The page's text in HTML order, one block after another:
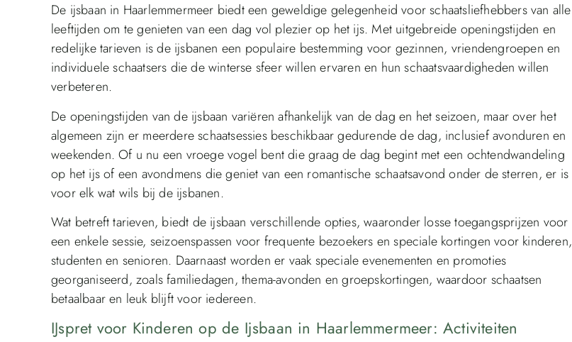
De ijsbaan in Haarlemmermeer biedt een geweldige gelegenheid voor schaatsliefhebbers van alle
leeftijden om te genieten van een dag vol plezier op het ijs. Met uitgebreide openingstijden en
redelijke tarieven is de ijsbanen een populaire bestemming voor gezinnen, vriendengroepen en
individuele schaatsers die de winterse sfeer willen ervaren en hun schaatsvaardigheden willen
verbeteren.
De openingstijden van de ijsbaan variëren afhankelijk van de dag en het seizoen, maar over het
algemeen zijn er meerdere schaatsessies beschikbaar gedurende de dag, inclusief avonduren en
weekenden. Of u nu een vroege vogel bent die graag de dag begint met een ochtendwandeling
op het ijs of een avondmens die geniet van een romantische schaatsavond onder de sterren, er is
voor elk wat wils bij de ijsbanen.
Wat betreft tarieven, biedt de ijsbaan verschillende opties, waaronder losse toegangsprijzen voor
een enkele sessie, seizoenspassen voor frequente bezoekers en speciale kortingen voor kinderen,
studenten en senioren. Daarnaast worden er vaak speciale evenementen en promoties
georganiseerd, zoals familiedagen, thema-avonden en groepskortingen, waardoor schaatsen
betaalbaar en leuk blijft voor iedereen.
IJspret voor Kinderen op de Ijsbaan in Haarlemmermeer: Activiteiten